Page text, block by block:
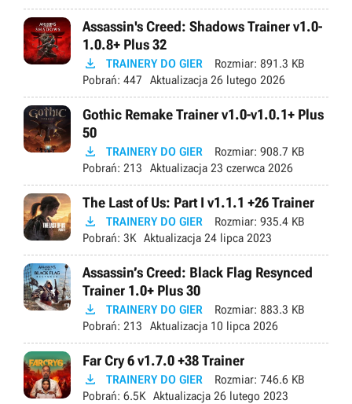
Assassin's Creed: Shadows Trainer v1.0-
1.0.8+ Plus 32
 TRAINERY DO GIER Rozmiar: 891.3 KB
Pobrań: 447 Aktualizacja 26 lutego 2026
Gothic Remake Trainer v1.0-v1.0.1+ Plus
50
 TRAINERY DO GIER Rozmiar: 908.7 KB
Pobrań: 213 Aktualizacja 23 czerwca 2026
The Last of Us: Part I v1.1.1 +26 Trainer
 TRAINERY DO GIER Rozmiar: 935.4 KB
Pobrań: 3K Aktualizacja 24 lipca 2023
Assassin’s Creed: Black Flag Resynced
Trainer 1.0+ Plus 30
 TRAINERY DO GIER Rozmiar: 883.3 KB
Pobrań: 213 Aktualizacja 10 lipca 2026
Far Cry 6 v1.7.0 +38 Trainer
 TRAINERY DO GIER Rozmiar: 746.6 KB
Pobrań: 6.5K Aktualizacja 26 lutego 2023